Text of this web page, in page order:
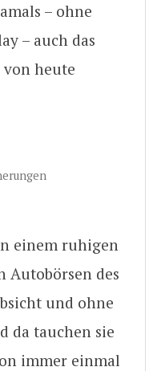
– ohne
– auch das
heute
einem ruhigen
Autobörsen des
und ohne
da tauchen sie
immer einmal